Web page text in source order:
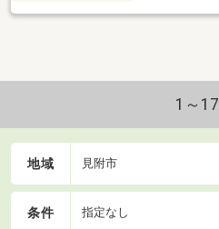
1～17
地域 見附市
条件 指定なし